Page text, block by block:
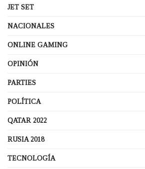
JET SET
NACIONALES
ONLINE GAMING
OPINIÓN
PARTIES
POLÍTICA
QATAR 2022
RUSIA 2018
TECNOLOGÍA